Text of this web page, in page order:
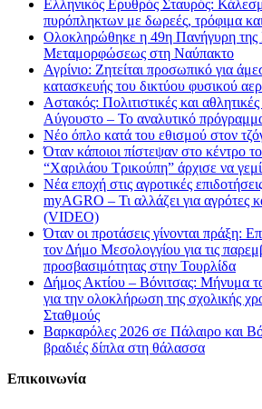
Ελληνικός Ερυθρός Σταυρός:
πυρόπληκτων με δωρεές, τρόφιμα
Ολοκληρώθηκε η 49η Πανήγυρη της
Μεταμορφώσεως στη Ναύπακτο
Αγρίνιο: Ζητείται προσωπικό για
κατασκευής του δικτύου φυσικού
Αστακός: Πολιτιστικές και
Αύγουστο – Το αναλυτικό
Νέο όπλο κατά του εθισμού στον
Όταν κάποιοι πίστεψαν στο κέντρο
“Χαριλάου Τρικούπη” άρχισε να
Νέα εποχή στις αγροτικές
myAGRO – Τι αλλάζει για αγρότες
(VIDEO)
Όταν οι προτάσεις γίνονται πράξη:
τον Δήμο Μεσολογγίου για τις
προσβασιμότητας στην Τουρλίδα
Δήμος Ακτίου – Βόνιτσας: Μήνυμα
για την ολοκλήρωση της σχολικής
Σταθμούς
Βαρκαρόλες 2026 σε Πάλαιρο και
βραδιές δίπλα στη θάλασσα
Επικοινωνία